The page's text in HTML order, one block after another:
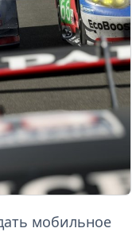
мобильное